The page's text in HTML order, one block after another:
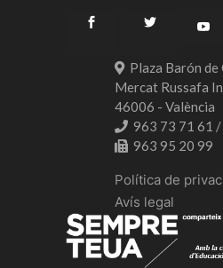
Plaza Barón de
Mercat Russafa
46006 - València
963 73 71 61
963 95 20 99
Política de
Avís legal